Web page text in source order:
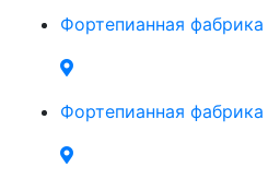
Фортепианная
Фортепианная